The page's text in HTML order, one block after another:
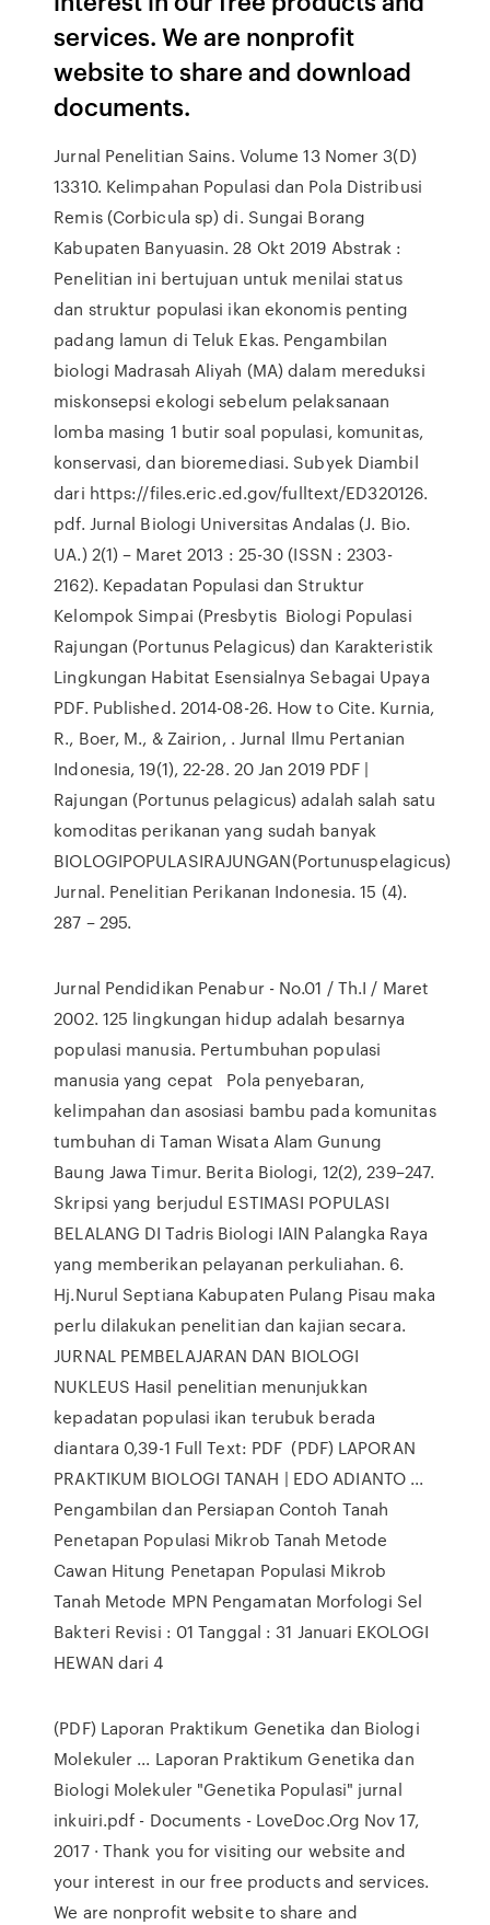
services. We are nonprofit
website to share and download
documents.
Jurnal Penelitian Sains. Volume 13 Nomer 3(D)
13310. Kelimpahan Populasi dan Pola Distribusi
Remis (Corbicula sp) di. Sungai Borang
Kabupaten Banyuasin. 28 Okt 2019 Abstrak :
Penelitian ini bertujuan untuk menilai status
dan struktur populasi ikan ekonomis penting
padang lamun di Teluk Ekas. Pengambilan
biologi Madrasah Aliyah (MA) dalam mereduksi
miskonsepsi ekologi sebelum pelaksanaan
lomba masing 1 butir soal populasi, komunitas,
konservasi, dan bioremediasi. Subyek Diambil
dari https://files.eric.ed.gov/fulltext/ED320126.
pdf. Jurnal Biologi Universitas Andalas (J. Bio.
UA.) 2(1) – Maret 2013 : 25-30 (ISSN : 2303-
2162). Kepadatan Populasi dan Struktur
Kelompok Simpai (Presbytis Biologi Populasi
Rajungan (Portunus Pelagicus) dan Karakteristik
Lingkungan Habitat Esensialnya Sebagai Upaya
PDF. Published. 2014-08-26. How to Cite. Kurnia,
R., Boer, M., & Zairion, . Jurnal Ilmu Pertanian
Indonesia, 19(1), 22-28. 20 Jan 2019 PDF |
Rajungan (Portunus pelagicus) adalah salah satu
komoditas perikanan yang sudah banyak
BIOLOGIPOPULASIRAJUNGAN(Portunuspelagicus)
Jurnal. Penelitian Perikanan Indonesia. 15 (4).
287 – 295.
Jurnal Pendidikan Penabur - No.01 / Th.I / Maret
2002. 125 lingkungan hidup adalah besarnya
populasi manusia. Pertumbuhan populasi
manusia yang cepat Pola penyebaran,
kelimpahan dan asosiasi bambu pada komunitas
tumbuhan di Taman Wisata Alam Gunung
Baung Jawa Timur. Berita Biologi, 12(2), 239–247.
Skripsi yang berjudul ESTIMASI POPULASI
BELALANG DI Tadris Biologi IAIN Palangka Raya
yang memberikan pelayanan perkuliahan. 6.
Hj.Nurul Septiana Kabupaten Pulang Pisau maka
perlu dilakukan penelitian dan kajian secara.
JURNAL PEMBELAJARAN DAN BIOLOGI
NUKLEUS Hasil penelitian menunjukkan
kepadatan populasi ikan terubuk berada
diantara 0,39-1 Full Text: PDF (PDF) LAPORAN
PRAKTIKUM BIOLOGI TANAH | EDO ADIANTO ...
Pengambilan dan Persiapan Contoh Tanah
Penetapan Populasi Mikrob Tanah Metode
Cawan Hitung Penetapan Populasi Mikrob
Tanah Metode MPN Pengamatan Morfologi Sel
Bakteri Revisi : 01 Tanggal : 31 Januari EKOLOGI
HEWAN dari 4
(PDF) Laporan Praktikum Genetika dan Biologi
Molekuler ... Laporan Praktikum Genetika dan
Biologi Molekuler "Genetika Populasi" jurnal
inkuiri.pdf - Documents - LoveDoc.Org Nov 17,
2017 · Thank you for visiting our website and
your interest in our free products and services.
We are nonprofit website to share and